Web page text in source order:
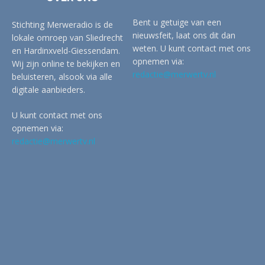
Stichting Merweradio is de
lokale omroep van Sliedrecht
en Hardinxveld-Giessendam.
Wij zijn online te bekijken en
beluisteren, alsook via alle
digitale aanbieders.
U kunt contact met ons
opnemen via:
redactie@merwertv.nl
Bent u getuige van een
nieuwsfeit, laat ons dit dan
weten. U kunt contact met ons
opnemen via:
redactie@merwertv.nl